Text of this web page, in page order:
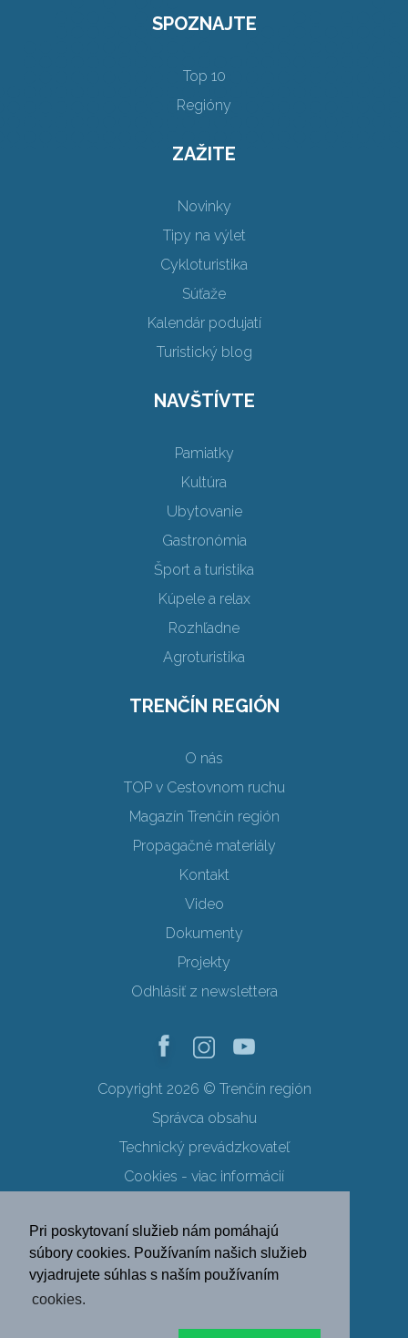
Pri poskytovaní služieb nám pomáhajú
súbory cookies. Používaním našich služieb
vyjadrujete súhlas s naším používaním
cookies.
SPOZNAJTE
Top 10
Regióny
ZAŽITE
Novinky
Tipy na výlet
Cykloturistika
Súťaže
Kalendár podujatí
Turistický blog
NAVŠTÍVTE
Pamiatky
Kultúra
Ubytovanie
Gastronómia
Šport a turistika
Kúpele a relax
Rozhľadne
Agroturistika
TRENČÍN REGIÓN
O nás
TOP v Cestovnom ruchu
Magazín Trenčín región
Propagačné materiály
Kontakt
Video
Dokumenty
Projekty
Odhlásiť z newslettera
Copyright 2026 © Trenčín región
Správca obsahu
Technický prevádzkovateľ
Cookies - viac informácií
Ochrana osobných údajov
SK EN DE
PL